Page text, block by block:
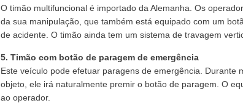
O timão multifuncional é importado da Alemanha. Os
da sua manipulação, que também está equipado com um
de acidente. O timão ainda tem um sistema de travagem
5. Timão com botão de paragem de emergência
Este veículo pode efetuar paragens de emergência.
objeto, ele irá naturalmente premir o botão de paragem. O
ao operador.